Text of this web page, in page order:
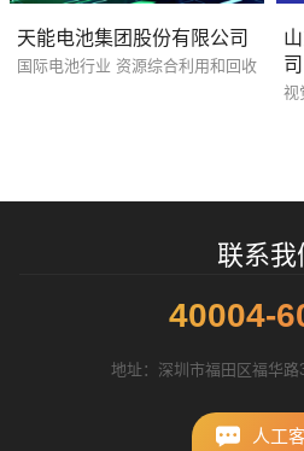
天能电池集团股份有限公司
国际电池行业 资源综合利用和回收
司
视
联系我
40004-
地址：深圳市福田区福华路
人工
招标项目